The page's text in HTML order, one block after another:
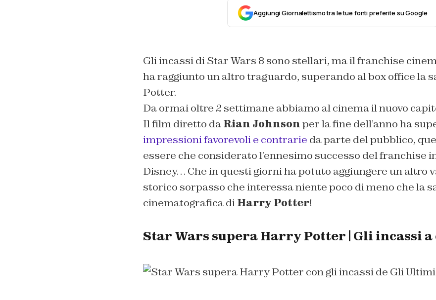
Aggiungi Giornalettismo tra le tue fonti preferite su Google
Gli incassi di Star Wars 8 sono stellari, ma il franchise
ha raggiunto un altro traguardo, superando al box office la
Potter.
Da ormai oltre 2 settimane abbiamo al cinema il nuovo
Il film diretto daRian Johnsonper la fine dell’anno ha
impressioni favorevoli e contrarie da parte del pubblico,
essere che considerato l’ennesimo successo del franchise
Disney… Che in questi giorni ha potuto aggiungere un altro
storico sorpasso che interessa niente poco di meno che la
cinematografica diHarry Potter!
Star Wars supera Harry Potter | Gli incassi